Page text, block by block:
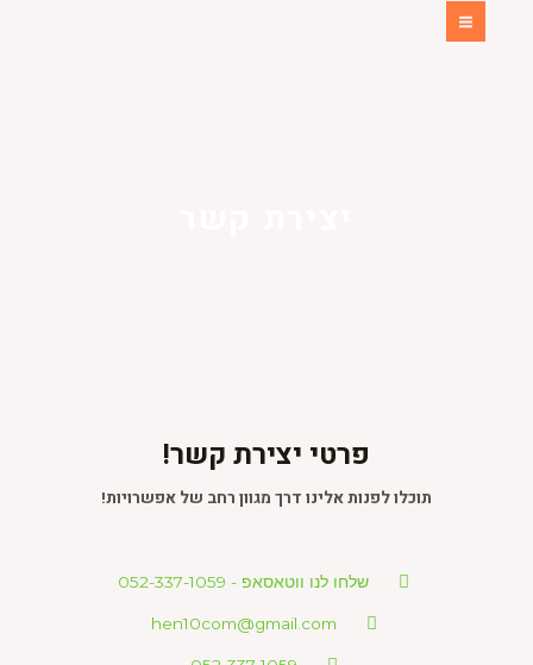
פרטי יצירת קשר!
תוכלו לפנות אלינו דרך מגוון רחב של אפשרויות!
שלחו לנו ווטאסאפ - 052-337-1059
hen10com@gmail.com